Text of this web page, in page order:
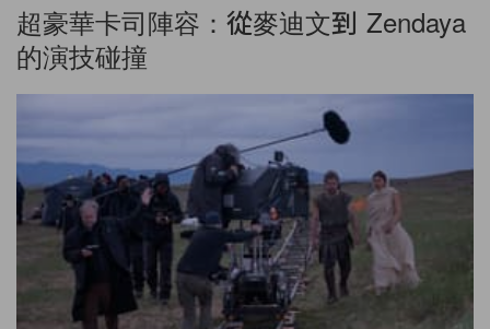
超豪華卡司陣容：從麥迪文到 Zendaya
的演技碰撞